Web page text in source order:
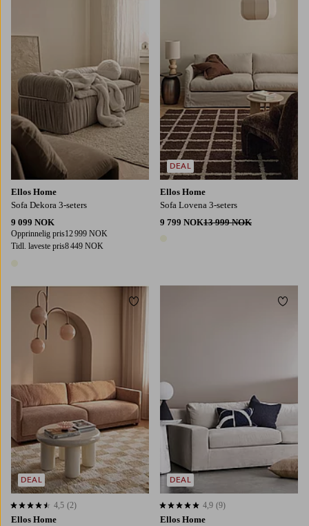
Ellos Home
Sofa Dekora 3-seters
9 099 NOK
Opprinnelig pris12 999 NOK
Tidl. laveste pris8 449 NOK
Ellos Home
Sofa Lovena 3-seters
9 799 NOK13 999 NOK
DEAL
Ellos Home
4,5 basert på 2 karaktergivninger
4,5 (2)
DEAL
Legg til favoritter
Ellos Home
4,9 basert på 9 karaktergivninger
4,9 (9)
DEAL